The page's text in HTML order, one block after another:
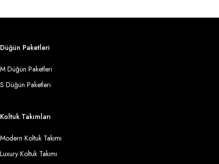
Düğün Paketleri
M Düğün Paketleri
S Düğün Paketleri
Koltuk Takımları
Modern Koltuk Takımı
Luxury Koltuk Takımı